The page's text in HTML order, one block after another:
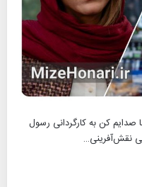
صدایم کن به کارگردانی رسول
نقش‌آفرینی…